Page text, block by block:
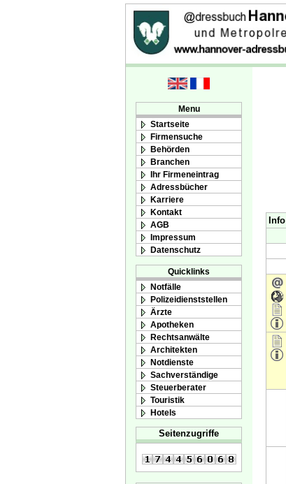
Menu
Startseite
Firmensuche
Behörden
Branchen
Ihr Firmeneintrag
Adressbücher
Karriere
Kontakt
AGB
Impressum
Datenschutz
Quicklinks
Notfälle
Polizeidienststellen
Ärzte
Apotheken
Rechtsanwälte
Architekten
Notdienste
Sachverständige
Steuerberater
Touristik
Hotels
Seitenzugriffe
Info